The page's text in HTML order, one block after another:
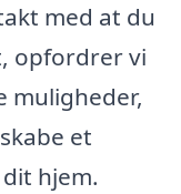
med at du
opfordrer vi
muligheder,
et
hjem.